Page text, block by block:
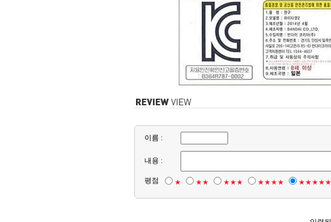
이름 :
내용 :
평점 ★ ★★ ★★★ ★★★★ ★★★★★